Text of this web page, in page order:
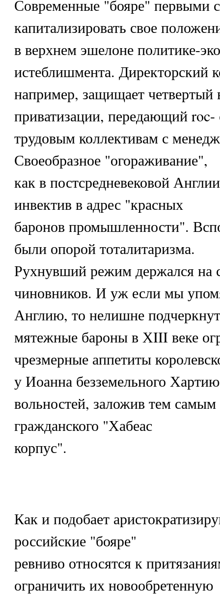
Современные "бояре" первыми
капитализировать свое
в верхнем эшелоне политике-
истеблишмента. Директорский
например, защищает четвертый
приватизации, передающий roc-
трудовым коллективам с
Своеобразное "огораживание",
как в постсредневековой
инвектив в адрес "красных
баронов промышленности".
были опорой тоталитаризма.
Рухнувший режим держался на
чиновников. И уж если мы
Англию, то нелишне
мятежные бароны в ХIII веке
чрезмерные аппетиты
у Иоанна безземельного Хартию
вольностей, заложив тем самым
гражданского "Хабеас
корпус".
Как и подобает
российские "бояре"
ревниво относятся к
ограничить их новообретенную